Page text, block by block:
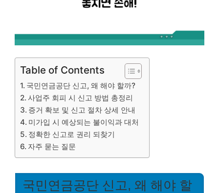
Table of Contents
국민연금공단 신고, 왜 해야 할까?
사업주 회피 시 신고 방법 총정리
증거 확보 및 신고 절차 상세 안내
미가입 시 예상되는 불이익과 대처
정확한 신고로 권리 되찾기
자주 묻는 질문
국민연금공단 신고, 왜 해야 할